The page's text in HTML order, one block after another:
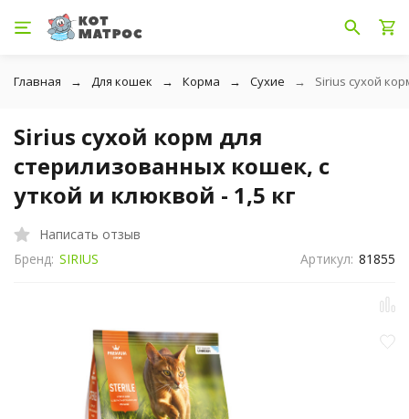
Главная Для кошек Корма Сухие Sirius сухой
Sirius сухой корм для
стерилизованных кошек, с
уткой и клюквой - 1,5 кг
Написать отзыв
Бренд: SIRIUS Артикул: 81855